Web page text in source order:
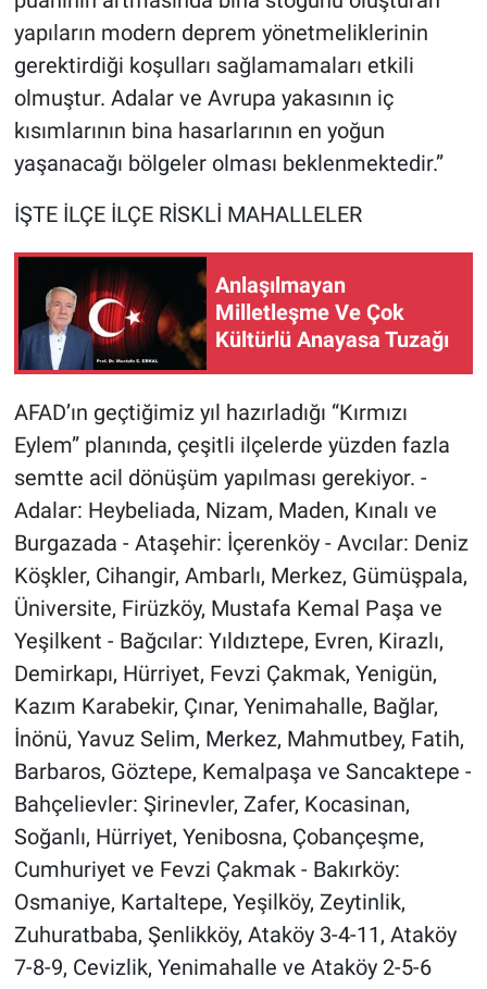
yapıların modern deprem yönetmeliklerinin
gerektirdiği koşulları sağlamamaları etkili
olmuştur. Adalar ve Avrupa yakasının iç
kısımlarının bina hasarlarının en yoğun
yaşanacağı bölgeler olması beklenmektedir.”
İŞTE İLÇE İLÇE RİSKLİ MAHALLELER
Anlaşılmayan
Milletleşme Ve Çok
Kültürlü Anayasa Tuzağı
AFAD’ın geçtiğimiz yıl hazırladığı “Kırmızı
Eylem” planında, çeşitli ilçelerde yüzden fazla
semtte acil dönüşüm yapılması gerekiyor. -
Adalar: Heybeliada, Nizam, Maden, Kınalı ve
Burgazada - Ataşehir: İçerenköy - Avcılar: Deniz
Köşkler, Cihangir, Ambarlı, Merkez, Gümüşpala,
Üniversite, Firüzköy, Mustafa Kemal Paşa ve
Yeşilkent - Bağcılar: Yıldıztepe, Evren, Kirazlı,
Demirkapı, Hürriyet, Fevzi Çakmak, Yenigün,
Kazım Karabekir, Çınar, Yenimahalle, Bağlar,
İnönü, Yavuz Selim, Merkez, Mahmutbey, Fatih,
Barbaros, Göztepe, Kemalpaşa ve Sancaktepe -
Bahçelievler: Şirinevler, Zafer, Kocasinan,
Soğanlı, Hürriyet, Yenibosna, Çobançeşme,
Cumhuriyet ve Fevzi Çakmak - Bakırköy:
Osmaniye, Kartaltepe, Yeşilköy, Zeytinlik,
Zuhuratbaba, Şenlikköy, Ataköy 3-4-11, Ataköy
7-8-9, Cevizlik, Yenimahalle ve Ataköy 2-5-6